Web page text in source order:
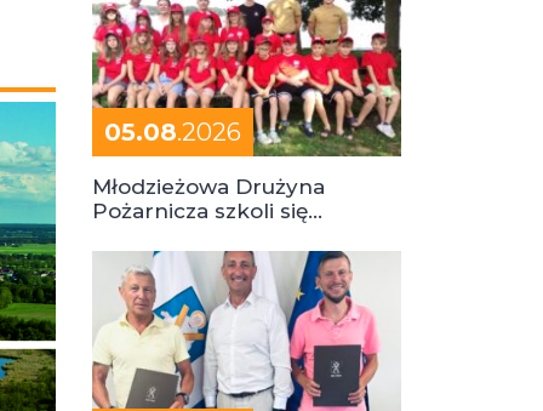
05.08.2026
Młodzieżowa Drużyna
Pożarnicza szkoli się